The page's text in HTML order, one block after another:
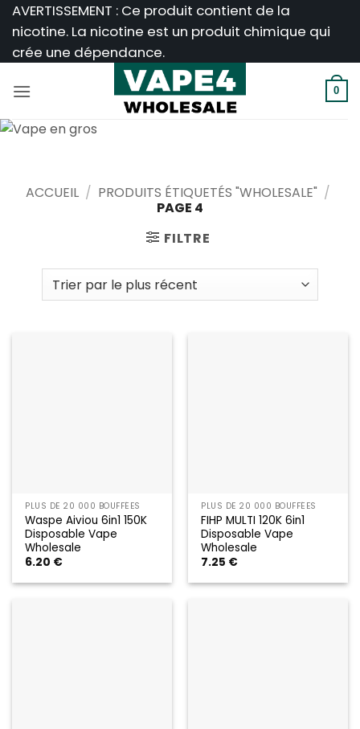
Passer
au
contenu
AVERTISSEMENT : Ce produit contient de la
nicotine. La nicotine est un produit chimique qui
crée une dépendance.
0
ACCUEIL / PRODUITS ÉTIQUETÉS "WHOLESALE" /
PAGE 4
FILTRE
PLUS DE 20 000 BOUFFÉES
Waspe Aiviou 6in1 150K
Disposable Vape
Wholesale
6.20 €
PLUS DE 20 000 BOUFFÉES
FIHP MULTI 120K 6in1
Disposable Vape
Wholesale
7.25 €